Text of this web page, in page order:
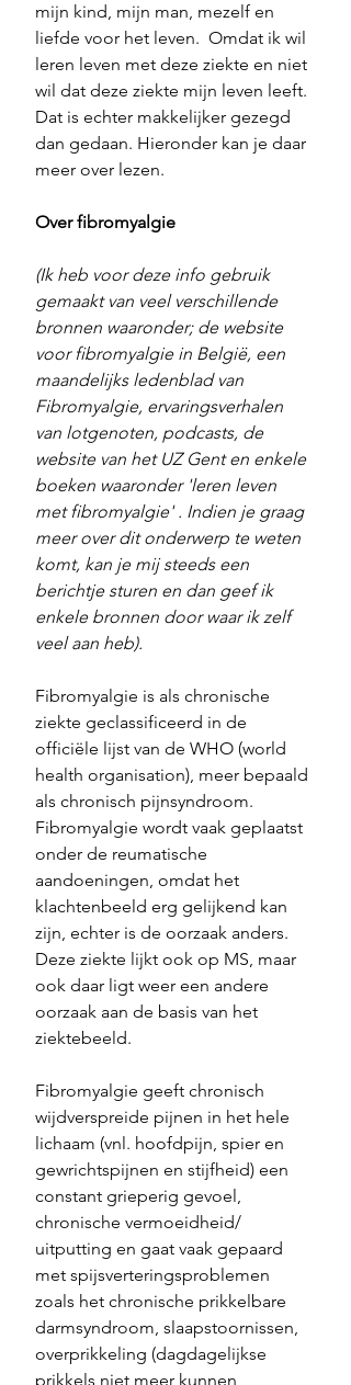
mijn kind, mijn man, mezelf en
liefde voor het leven.  Omdat ik wil
leren leven met deze ziekte en niet
wil dat deze ziekte mijn leven leeft.
Dat is echter makkelijker gezegd
dan gedaan. Hieronder kan je daar
meer over lezen.
Over fibromyalgie
(Ik heb voor deze info gebruik
gemaakt van veel verschillende
bronnen waaronder; de website
voor fibromyalgie in België, een
maandelijks ledenblad van
Fibromyalgie, ervaringsverhalen
van lotgenoten, podcasts, de
website van het UZ Gent en enkele
boeken waaronder 'leren leven
met fibromyalgie' . Indien je graag
meer over dit onderwerp te weten
komt, kan je mij steeds een
berichtje sturen en dan geef ik
enkele bronnen door waar ik zelf
veel aan heb).
Fibromyalgie is als chronische
ziekte geclassificeerd in de
officiële lijst van de WHO (world
health organisation), meer bepaald
als chronisch pijnsyndroom.
Fibromyalgie wordt vaak geplaatst
onder de reumatische
aandoeningen, omdat het
klachtenbeeld erg gelijkend kan
zijn, echter is de oorzaak anders.
Deze ziekte lijkt ook op MS, maar
ook daar ligt weer een andere
oorzaak aan de basis van het
ziektebeeld.
Fibromyalgie geeft chronisch
wijdverspreide pijnen in het hele
lichaam (vnl. hoofdpijn, spier en
gewrichtspijnen en stijfheid) een
constant grieperig gevoel,
chronische vermoeidheid/
uitputting en gaat vaak gepaard
met spijsverteringsproblemen
zoals het chronische prikkelbare
darmsyndroom, slaapstoornissen,
overprikkeling (dagdagelijkse
prikkels niet meer kunnen